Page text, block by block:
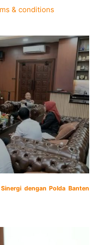
& conditions
dengan Polda Banten